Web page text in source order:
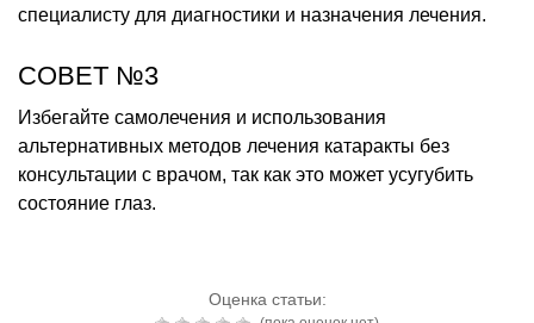
специалисту для диагностики и назначения лечения.
СОВЕТ №3
Избегайте самолечения и использования
альтернативных методов лечения катаракты без
консультации с врачом, так как это может усугубить
состояние глаз.
Оценка статьи: